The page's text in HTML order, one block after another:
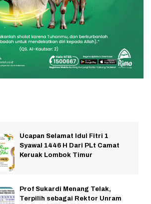
Ucapan Selamat Idul Fitri 1
Syawal 1446 H Dari PLt Camat
Keruak Lombok Timur
Prof Sukardi Menang Telak,
Terpilih sebagai Rektor Unram